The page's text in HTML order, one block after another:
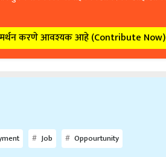
करणे आवश्यक आहे (Contribute Now)
Job Oppourtunity